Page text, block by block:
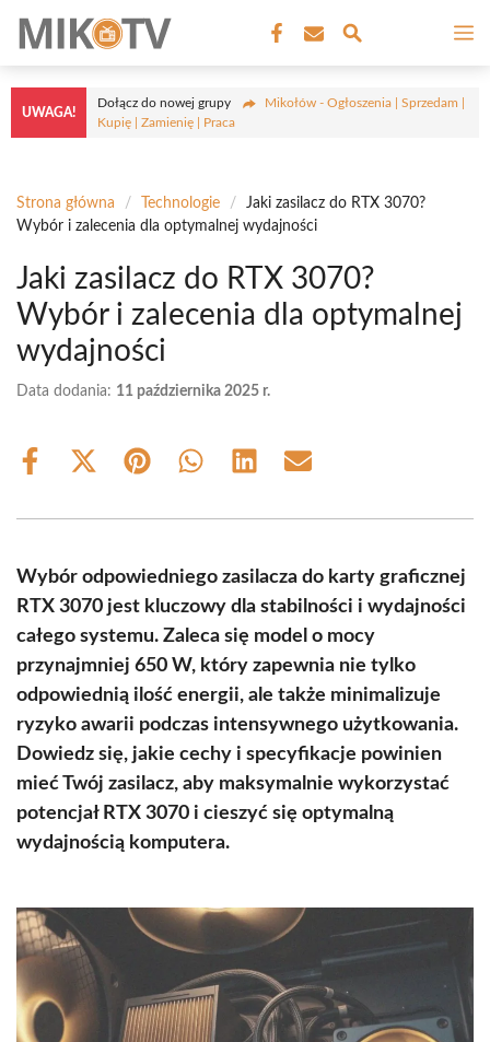
treści
UWAGA!
Dołącz do nowej grupy
Mikołów - Ogłoszenia | Sprzedam |
Kupię | Zamienię | Praca
Strona główna / Technologie /
Jaki zasilacz do RTX 3070?
Wybór i zalecenia dla optymalnej wydajności
Jaki zasilacz do RTX 3070?
Wybór i zalecenia dla optymalnej
wydajności
Data dodania: 11 października 2025 r.
Share
Share
(Twitter)
Share Share Share Share
Wybór odpowiedniego zasilacza do karty graficznej
RTX 3070 jest kluczowy dla stabilności i wydajności
całego systemu. Zaleca się model o mocy
przynajmniej 650 W, który zapewnia nie tylko
odpowiednią ilość energii, ale także minimalizuje
ryzyko awarii podczas intensywnego użytkowania.
Dowiedz się, jakie cechy i specyfikacje powinien
mieć Twój zasilacz, aby maksymalnie wykorzystać
potencjał RTX 3070 i cieszyć się optymalną
wydajnością komputera.